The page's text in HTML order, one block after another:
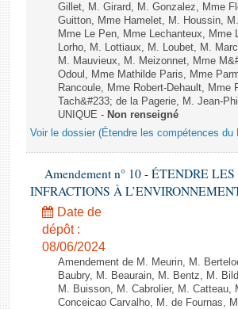
Gillet, M. Girard, M. Gonzalez, Mme
Guitton, Mme Hamelet, M. Houssin,
Mme Le Pen, Mme Lechanteux, Mme
Lorho, M. Lottiaux, M. Loubet, M.
M. Mauvieux, M. Meizonnet, Mme
Odoul, Mme Mathilde Paris, Mme
Rancoule, Mme Robert-Dehault,
Tach&#233; de la Pagerie, M. Jean-
UNIQUE - Non renseigné
Voir le dossier (Étendre les compétences du
Amendement n° 10 - ÉTENDRE
INFRACTIONS À
Date de
dépôt :
08/06/2024
Amendement de M. Meurin, M.
Baubry, M. Beaurain, M. Bentz, M.
M. Buisson, M. Cabrolier, M. Catteau,
Conceicao Carvalho, M. de Fournas,